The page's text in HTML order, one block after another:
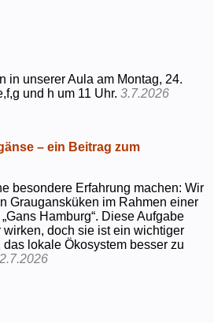
in unserer Aula am Montag, 24.
und h um 11 Uhr.3.7.2026
– ein Beitrag zum
besondere Erfahrung machen: Wir
Graugansküken im Rahmen einer
Hamburg“. Diese Aufgabe
doch sie ist ein wichtiger
lokale Ökosystem besser zu